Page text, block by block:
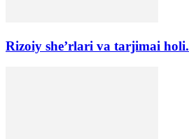
Rizoiy she’rlari va tarjimai holi.